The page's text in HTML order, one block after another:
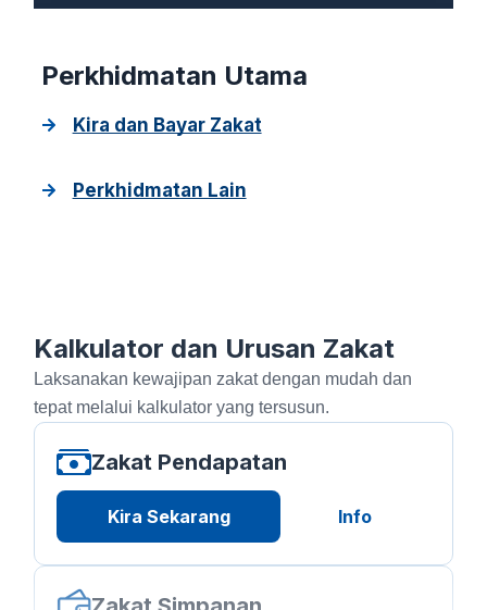
Kafarah/Nazar
Perkhidmatan Utama
Kira dan Bayar Zakat
Perkhidmatan Lain
Kalkulator dan Urusan Zakat
Laksanakan kewajipan zakat dengan mudah dan
tepat melalui kalkulator yang tersusun.
Zakat Pendapatan
Kira Sekarang Info